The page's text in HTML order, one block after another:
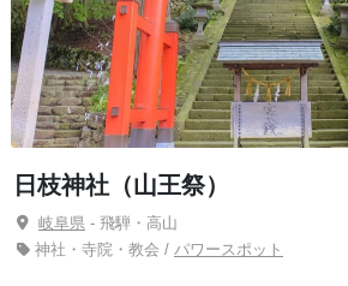
日枝神社（山王祭）
岐阜県- 飛騨・高山
神社・寺院・教会 / パワースポット